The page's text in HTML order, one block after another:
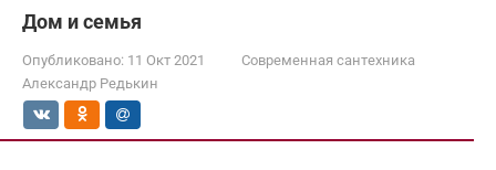
Дом и семья
Опубликовано: 11 Окт 2021
Современная сантехника
Александр Редькин